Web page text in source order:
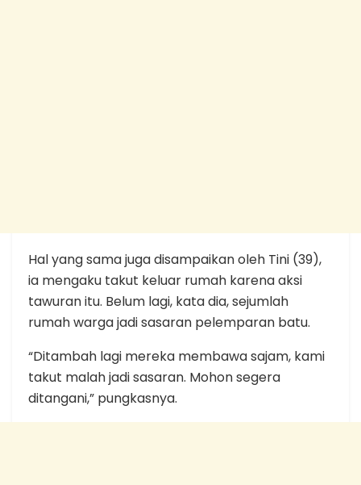
Hal yang sama juga disampaikan oleh Tini (39),
ia mengaku takut keluar rumah karena aksi
tawuran itu. Belum lagi, kata dia, sejumlah
rumah warga jadi sasaran pelemparan batu.
“Ditambah lagi mereka membawa sajam, kami
takut malah jadi sasaran. Mohon segera
ditangani,” pungkasnya.